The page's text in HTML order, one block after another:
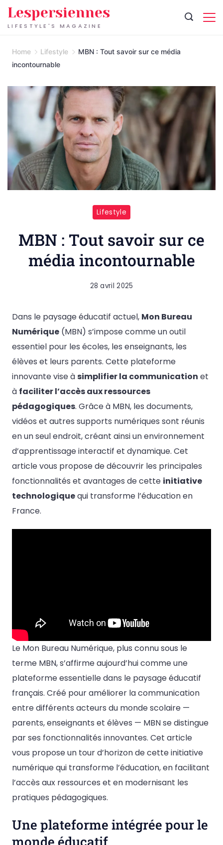
Skip
toLIFESTYLE'S MAGAZINE
Lespersiennes
Home Lifestyle
MBN : Tout savoir sur ce média
incontournable
Lifestyle
MBN : Tout savoir sur ce
média incontournable
28 avril 2025
Dans le paysage éducatif actuel, Mon Bureau
Numérique (MBN) s’impose comme un outil
essentiel pour les écoles, les enseignants, les
élèves et leurs parents. Cette plateforme
innovante vise à simplifier la communication et
à faciliter l’accès aux ressources
pédagogiques. Grâce à MBN, les documents,
vidéos et autres supports numériques sont réunis
en un seul endroit, créant ainsi un environnement
d’apprentissage interactif et dynamique. Cet
article vous propose de découvrir les principales
fonctionnalités et avantages de cette initiative
technologiquequi transforme l’éducation en
France.
Le Mon Bureau Numérique, plus connu sous le
terme MBN, s’affirme aujourd’hui comme une
plateforme essentielle dans le paysage éducatif
français. Créé pour améliorer la communication
entre différents acteurs du monde scolaire —
parents, enseignants et élèves — MBN se distingue
par ses fonctionnalités innovantes. Cet article
vous propose un tour d’horizon de cette initiative
numérique qui transforme l’éducation, en facilitant
l’accès aux ressources et en modernisant les
pratiques pédagogiques.
Une plateforme intégrée pour le
monde éducatif